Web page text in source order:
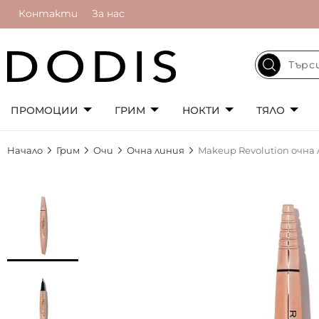
Контакти За нас
ПРОМОЦИИ ГРИМ НОКТИ ТЯЛО
Начало Грим Очи Очна линия Makeup Revolution очна
галерията
изображенията